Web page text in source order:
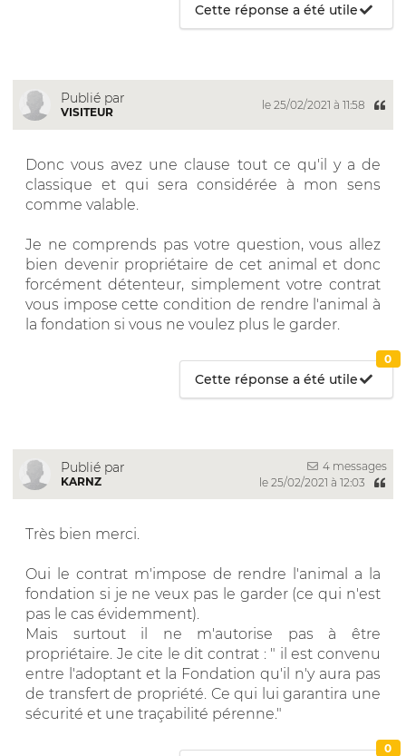
Cette réponse a été utile
Publié par
VISITEUR
le 25/02/2021 à 11:58
Donc vous avez une clause tout ce qu'il y a de
classique et qui sera considérée à mon sens
comme valable.
Je ne comprends pas votre question, vous allez
bien devenir propriétaire de cet animal et donc
forcément détenteur, simplement votre contrat
vous impose cette condition de rendre l'animal à
la fondation si vous ne voulez plus le garder.
Cette réponse a été utile
0
Publié par
KARNZ
4 messages
le 25/02/2021 à 12:03
Très bien merci.
Oui le contrat m'impose de rendre l'animal a la
fondation si je ne veux pas le garder (ce qui n'est
pas le cas évidemment).
Mais surtout il ne m'autorise pas à être
propriétaire. Je cite le dit contrat : " il est convenu
entre l'adoptant et la Fondation qu'il n'y aura pas
de transfert de propriété. Ce qui lui garantira une
sécurité et une traçabilité pérenne."
0